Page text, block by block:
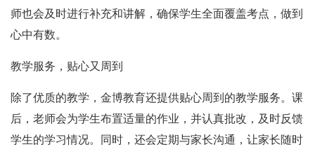
师也会及时进行补充和讲解，确保学生全面覆盖考点，做到
心中有数。
教学服务，贴心又周到
除了优质的教学，金博教育还提供贴心周到的教学服务。课
后，老师会为学生布置适量的作业，并认真批改，及时反馈
学生的学习情况。同时，还会定期与家长沟通，让家长随时